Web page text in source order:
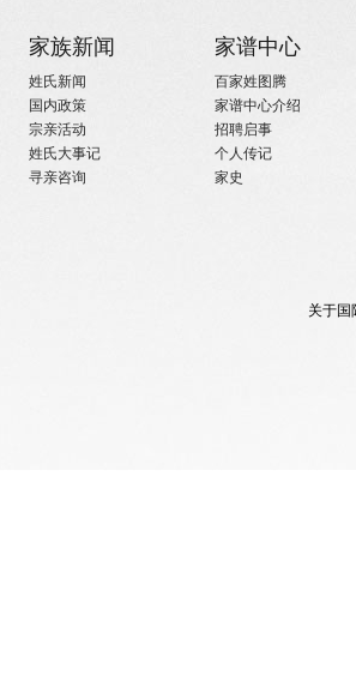
家族新闻
姓氏新闻
国内政策
宗亲活动
姓氏大事记
寻亲咨询
家谱中心
百家姓图腾
家谱中心介绍
招聘启事
个人传记
家史
关于国